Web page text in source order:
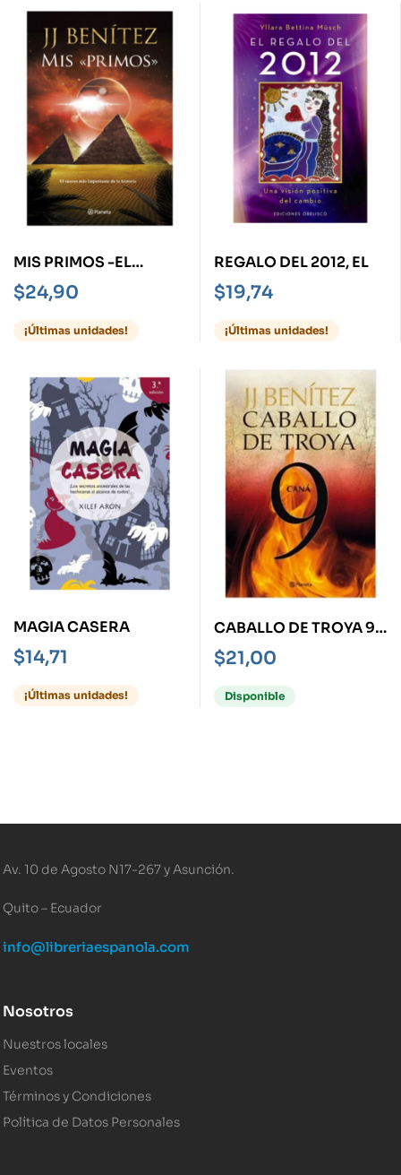
MIS PRIMOS -EL
SUCESO MÁS
IMPORTANTE DE LA
HISTORIA-
$24,90
¡Últimas unidades!
REGALO DEL 2012, EL
$19,74
¡Últimas unidades!
MAGIA CASERA
$14,71
¡Últimas unidades!
CABALLO DE TROYA 9 -
CANÁ-
$21,00
Disponible
Av. 10 de Agosto N17-267 y Asunción.
Quito – Ecuador
info@libreriaespanola.com
Nosotros
Nuestros locales
Eventos
Términos y Condiciones
Política de Datos Personales